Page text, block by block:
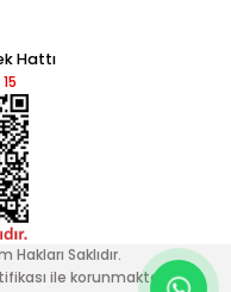
Hattı
Hakları Saklıdır.
ile korunmaktadır.